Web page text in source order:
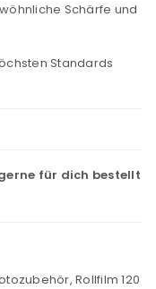
Schärfe und
Standards
für dich bestellt
, Rollfilm 120